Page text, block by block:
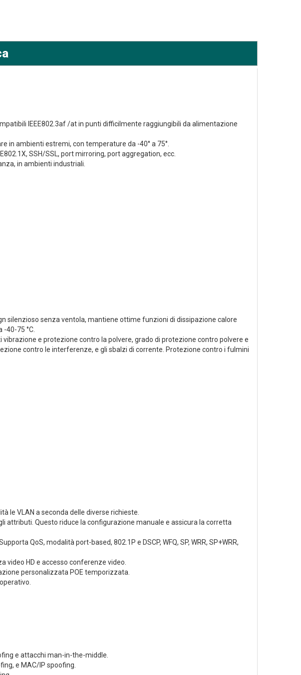
IEEE802.3af /at in punti difficilmente raggiungibili da alimentazione
in ambienti estremi, con temperature da -40° a 75°.
SSH/SSL, port mirroring, port aggregation, ecc.
in ambienti industriali.
silenzioso senza ventola, mantiene ottime funzioni di dissipazione calore
40-75 °C.
e protezione contro la polvere, grado di protezione contro polvere e
contro le interferenze, e gli sbalzi di corrente. Protezione contro i fulmini
le VLAN a seconda delle diverse richieste.
attributi. Questo riduce la configurazione manuale e assicura la corretta
QoS, modalità port-based, 802.1P e DSCP, WFQ, SP, WRR, SP+WRR,
video HD e accesso conferenze video.
personalizzata POE temporizzata.
e attacchi man-in-the-middle.
e MAC/IP spoofing.